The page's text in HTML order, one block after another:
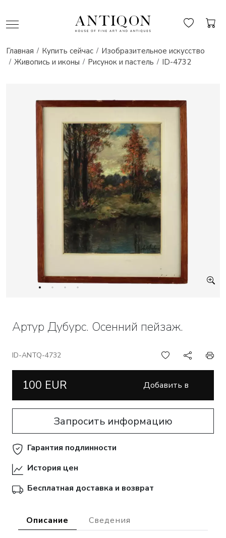
Главная Купить сейчас
Изобразительное искусство
Живопись и иконы
Рисунок и пастель ID-4732
Артур Дубурс. Осенний пейзаж.
ID-ANTQ-4732
100 EUR Добавить в
корзину
Запросить информацию
Гарантия подлинности
История цен
Бесплатная доставка и возврат
Описание Сведения